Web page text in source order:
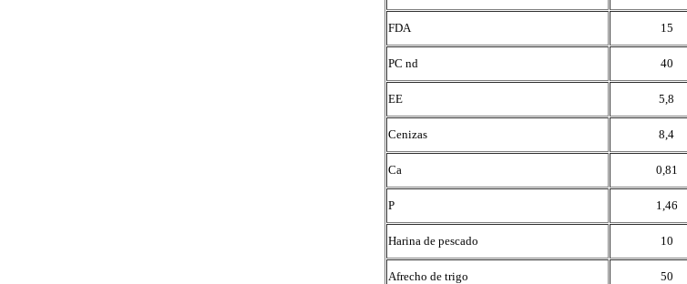
FDA 15
PC nd 40
EE 5,8
Cenizas 8,4
Ca 0,81
P 1,46
Harina de pescado 10
Afrecho de trigo 50